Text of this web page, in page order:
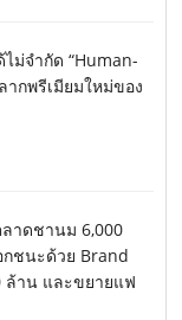
ม่จำกัด “Human-
ากพรีเมียมใหม่ของ
าดชานม 6,000
อกชนะด้วย Brand
ล้าน และขยายแฟ